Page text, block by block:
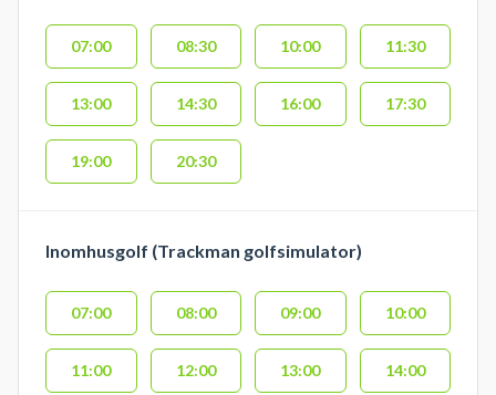
07:00 08:30 10:00 11:30
13:00 14:30 16:00 17:30
19:00 20:30
Inomhusgolf (Trackman golfsimulator)
07:00 08:00 09:00 10:00
11:00 12:00 13:00 14:00